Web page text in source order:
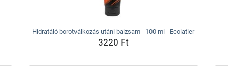
Hidratáló borotválkozás utáni balzsam - 100 ml - Ecolatier
3220 Ft